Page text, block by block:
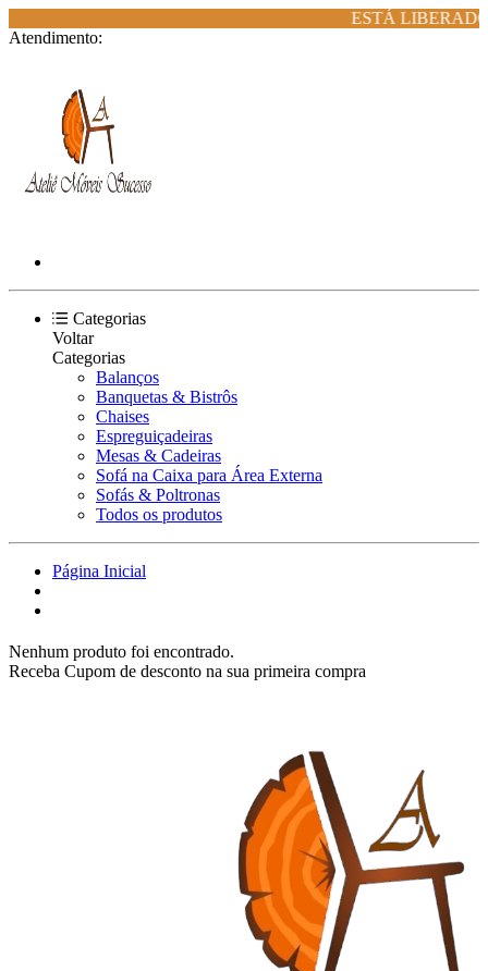
ESTÁ
Atendimento:
Categorias
Voltar
Categorias
Balanços
Banquetas & Bistrôs
Chaises
Espreguiçadeiras
Mesas & Cadeiras
Sofá na Caixa para Área Externa
Sofás & Poltronas
Todos os produtos
Página Inicial
Nenhum produto foi encontrado.
Receba Cupom de desconto na sua primeira compra